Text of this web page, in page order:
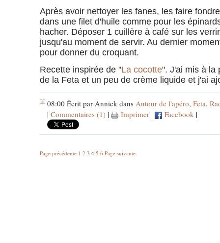
Après avoir nettoyer les fanes, les faire
dans une filet d'huile comme pour les
hacher. Déposer 1 cuillère à café sur les
jusqu'au moment de servir. Au dernier
pour donner du croquant.
Recette inspirée de "La cocotte". J'ai mis à la
de la Feta et un peu de crème liquide et j'ai
08:00 Écrit par Annick dans Autour de l'apéro, Feta,
| Commentaires (1) | Imprimer | Facebook |
Page précédente 1 2 3 4 5 6 Page suivante